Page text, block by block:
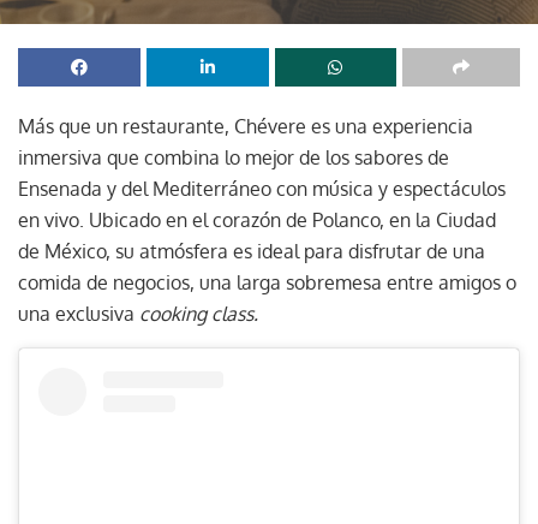
Más que un restaurante, Chévere es una experiencia
inmersiva que combina lo mejor de los sabores de
Ensenada y del Mediterráneo con música y espectáculos
en vivo. Ubicado en el corazón de Polanco, en la Ciudad
de México, su atmósfera es ideal para disfrutar de una
comida de negocios, una larga sobremesa entre amigos o
una exclusiva cooking class.